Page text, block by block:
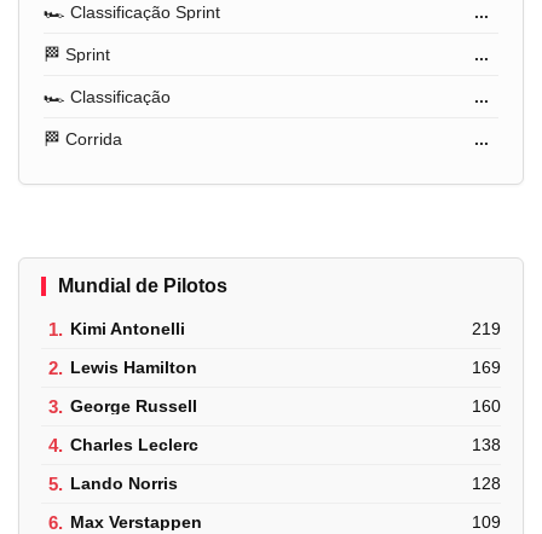
🏎️ Classificação Sprint ...
🏁 Sprint ...
🏎️ Classificação ...
🏁 Corrida ...
Mundial de Pilotos
1. Kimi Antonelli 219
2. Lewis Hamilton 169
3. George Russell 160
4. Charles Leclerc 138
5. Lando Norris 128
6. Max Verstappen 109